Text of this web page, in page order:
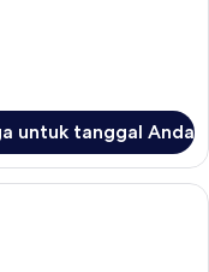
untuk tanggal Anda